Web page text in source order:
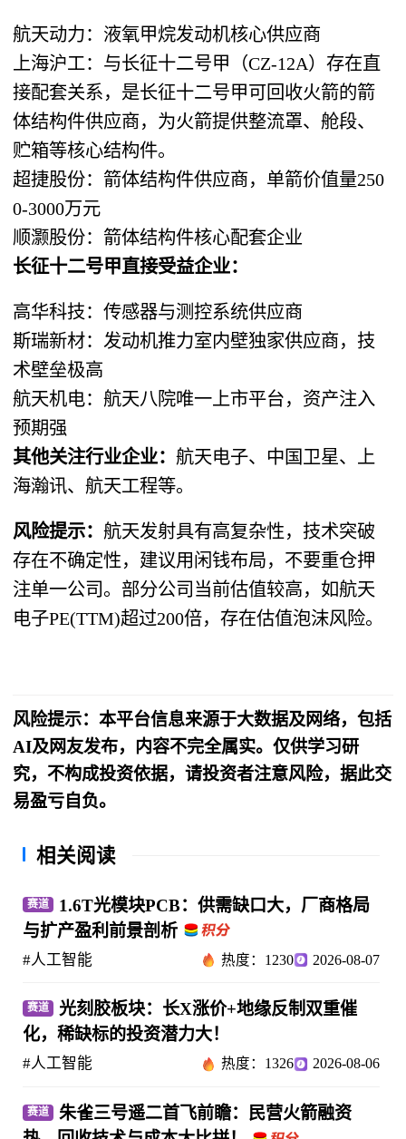
航天动力：液氧甲烷发动机核心供应商
上海沪工：与长征十二号甲（CZ-12A）存在直
接配套关系，是长征十二号甲可回收火箭的箭
体结构件供应商，为火箭提供整流罩、舱段、
贮箱等核心结构件。
超捷股份：箭体结构件供应商，单箭价值量250
0-3000万元
顺灏股份：箭体结构件核心配套企业
长征十二号甲直接受益企业：
高华科技：传感器与测控系统供应商
斯瑞新材：发动机推力室内壁独家供应商，技
术壁垒极高
航天机电：航天八院唯一上市平台，资产注入
预期强
其他关注行业企业：航天电子、中国卫星、上
海瀚讯、航天工程等。
风险提示：航天发射具有高复杂性，技术突破
存在不确定性，建议用闲钱布局，不要重仓押
注单一公司。部分公司当前估值较高，如航天
电子PE(TTM)超过200倍，存在估值泡沫风险。
风险提示：本平台信息来源于大数据及网络，包括
AI及网友发布，内容不完全属实。仅供学习研
究，不构成投资依据，请投资者注意风险，据此交
易盈亏自负。
相关阅读
赛道
1.6T光模块PCB：供需缺口大，厂商格局
与扩产盈利前景剖析
#人工智能 热度：1230 2026-08-07
赛道
光刻胶板块：长X涨价+地缘反制双重催
化，稀缺标的投资潜力大！
#人工智能 热度：1326 2026-08-06
赛道
朱雀三号遥二首飞前瞻：民营火箭融资